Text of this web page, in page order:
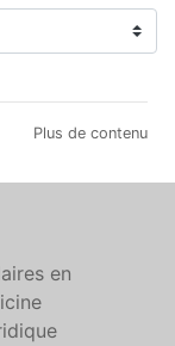
Plus de contenu
en